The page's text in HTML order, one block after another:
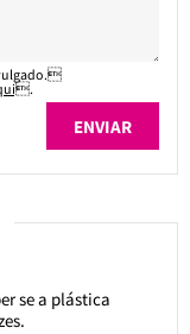
.
se a plástica